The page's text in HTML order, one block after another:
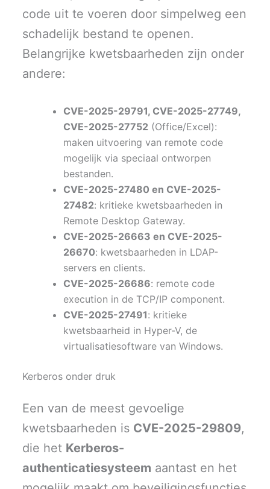
code uit te voeren door simpelweg een
schadelijk bestand te openen.
Belangrijke kwetsbaarheden zijn onder
andere:
CVE-2025-29791, CVE-2025-27749,
CVE-2025-27752 (Office/Excel):
maken uitvoering van remote code
mogelijk via speciaal ontworpen
bestanden.
CVE-2025-27480 en CVE-2025-
27482: kritieke kwetsbaarheden in
Remote Desktop Gateway.
CVE-2025-26663 en CVE-2025-
26670: kwetsbaarheden in LDAP-
servers en clients.
CVE-2025-26686: remote code
execution in de TCP/IP component.
CVE-2025-27491: kritieke
kwetsbaarheid in Hyper-V, de
virtualisatiesoftware van Windows.
Kerberos onder druk
Een van de meest gevoelige
kwetsbaarheden is CVE-2025-29809,
die het Kerberos-
authenticatiesysteem aantast en het